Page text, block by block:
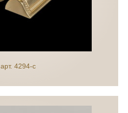
арт. 4294-c